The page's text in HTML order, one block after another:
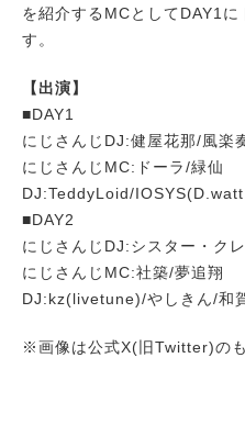
を紹介するMCとしてDAY1
す。
【出演】
■DAY1
にじさんじDJ:健屋花那/風楽
にじさんじMC:ドーラ/緑仙
DJ:TeddyLoid/
■DAY2
にじさんじDJ:シスター・ク
にじさんじMC:社築/夢追翔
DJ:kz(livetune)/やしきん/和
※画像は公式X(旧Twitter)のも